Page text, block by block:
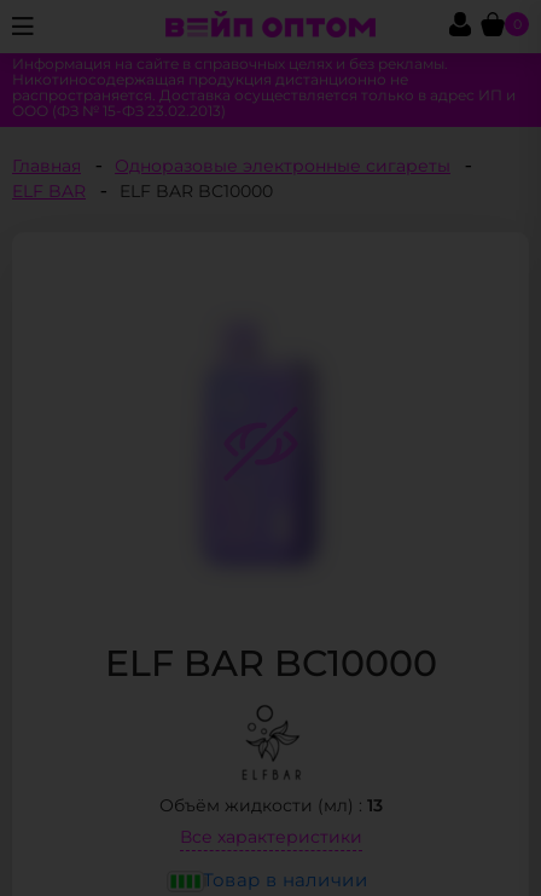
0
Информация на сайте в справочных целях и без рекламы.
Никотиносодержащая продукция дистанционно не
распространяется. Доставка осуществляется только в адрес ИП и
ООО (ФЗ № 15-ФЗ 23.02.2013)
Главная
Одноразовые электронные сигареты
ELF BAR
ELF BAR BC10000
ELF BAR BC10000
Объём жидкости (мл) : 13
Все характеристики
Товар в наличии